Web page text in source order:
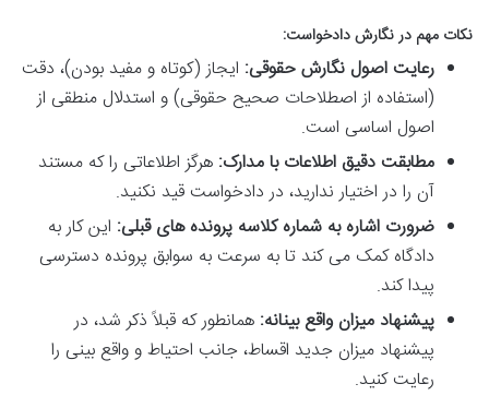
نکات مهم در نگارش دادخواست:
رعایت اصول نگارش حقوقی: ایجاز (کوتاه و مفید بودن)، دقت
(استفاده از اصطلاحات صحیح حقوقی) و استدلال منطقی از
اصول اساسی است.
مطابقت دقیق اطلاعات با مدارک: هرگز اطلاعاتی را که مستند
آن را در اختیار ندارید، در دادخواست قید نکنید.
ضرورت اشاره به شماره کلاسه پرونده های قبلی: این کار به
دادگاه کمک می کند تا به سرعت به سوابق پرونده دسترسی
پیدا کند.
پیشنهاد میزان واقع بینانه: همانطور که قبلاً ذکر شد، در
پیشنهاد میزان جدید اقساط، جانب احتیاط و واقع بینی را
رعایت کنید.